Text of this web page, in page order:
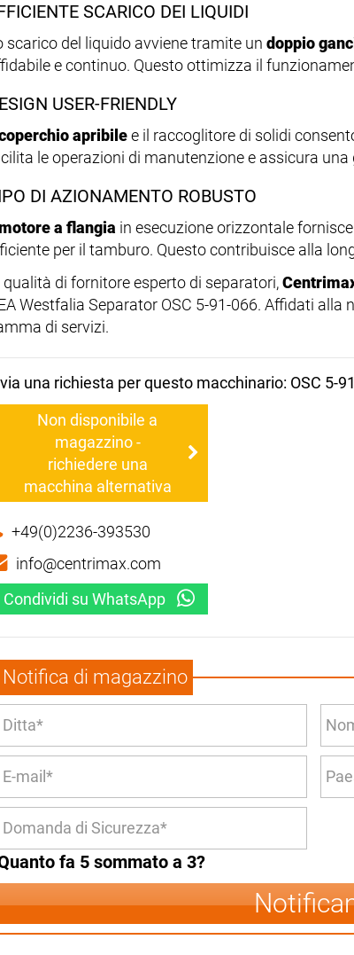
SCARICO DEI LIQUIDI
scarico del liquido avviene tramite un doppio
e continuo. Questo ottimizza il
USER-FRIENDLY
apribilee il raccoglitore di solidi
le operazioni di manutenzione e assicura
DI AZIONAMENTO ROBUSTO
a flangia in esecuzione orizzontale
per il tamburo. Questo contribuisce alla
qualità di fornitore esperto di separatori,
Westfalia Separator OSC 5-91-066. Affidati
di servizi.
una richiesta per questo macchinario: OSC 5-
Non disponibile a
magazzino -
richiedere una
macchina alternativa
+49(0)2236-393530
info@centrimax.com
Condividi su WhatsApp
Notifica di magazzino
fa 5 sommato a 3?